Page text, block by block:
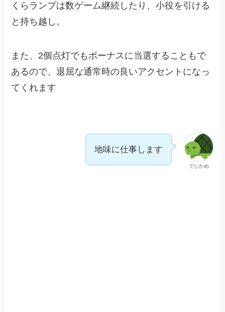
くらランプは数ゲーム継続したり、小役を引ける
と持ち越し。
また、2個点灯でもボーナスに当選することもで
あるので、退屈な通常時の良いアクセントになっ
てくれます
でじかめ
地味に仕事します